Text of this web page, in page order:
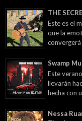
THE
Este es el
que la
convergerá
Swamp
Este
llevarán
hecha con
Nessa